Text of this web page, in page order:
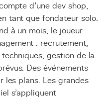
d'une dev shop,
tant que fondateur solo.
à un mois, le joueur
: recrutement,
gestion de la
Des événements
les plans. Les grandes
s'appliquent